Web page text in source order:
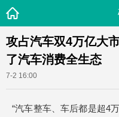
攻占汽车双4万亿大
了汽车消费全生态
7-2 16:00
“汽车整车、车后都是超4